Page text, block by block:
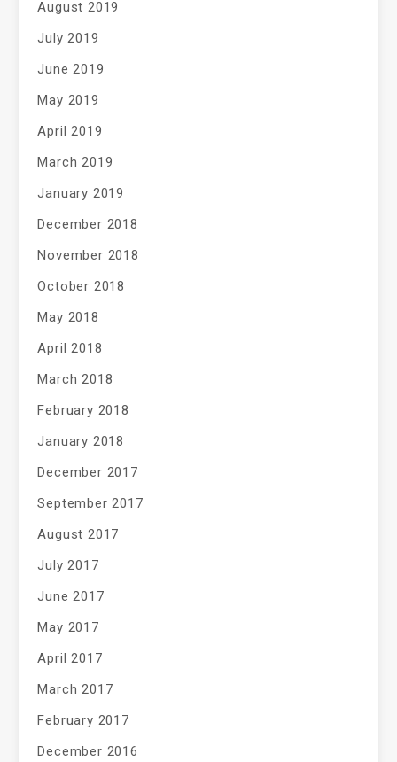
August 2019
July 2019
June 2019
May 2019
April 2019
March 2019
January 2019
December 2018
November 2018
October 2018
May 2018
April 2018
March 2018
February 2018
January 2018
December 2017
September 2017
August 2017
July 2017
June 2017
May 2017
April 2017
March 2017
February 2017
December 2016